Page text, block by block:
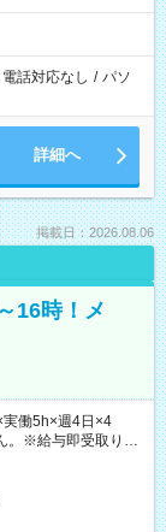
電話対応なし / パソ
詳細へ
掲載日：2026.08.06
16時！メ
働5h×週4日×4
。※給与即受取りサ